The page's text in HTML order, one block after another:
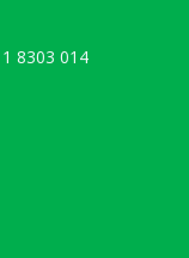
8303 014